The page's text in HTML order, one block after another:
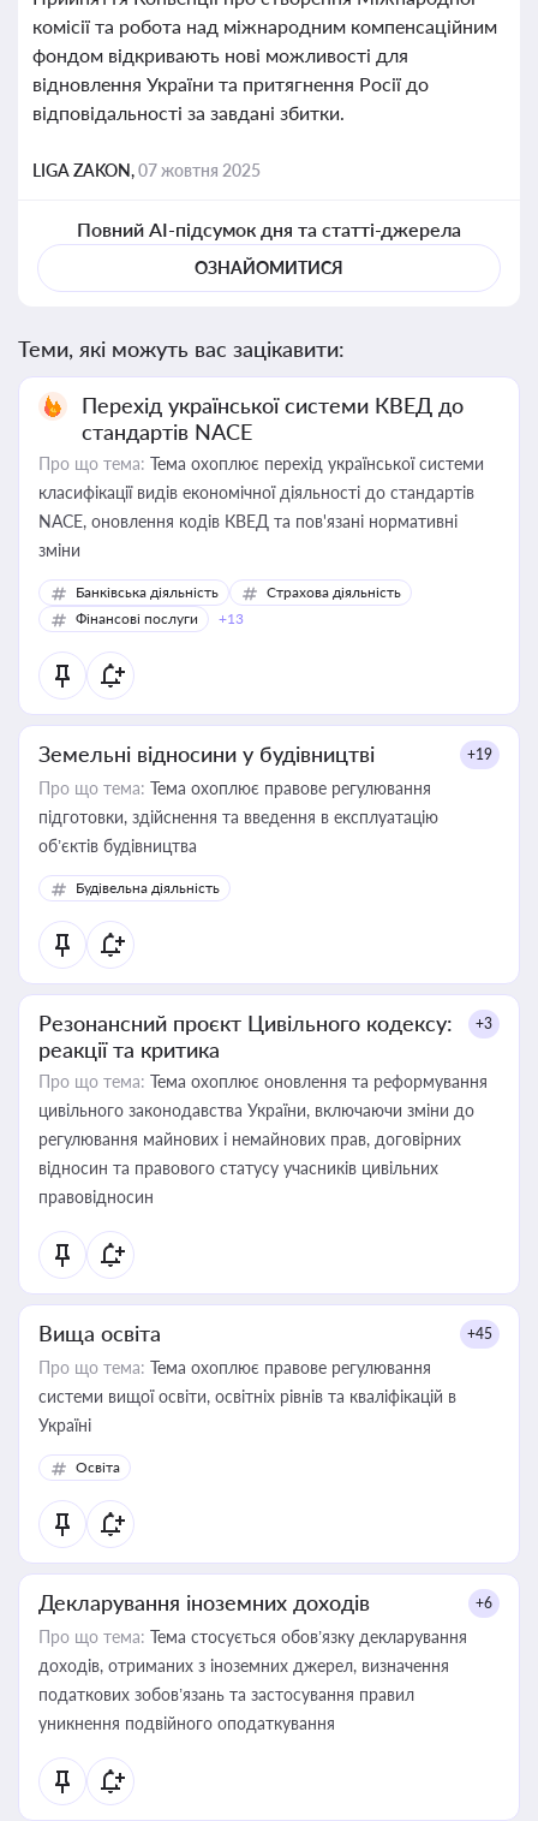
комісії та робота над міжнародним компенсаційним
фондом відкривають нові можливості для
відновлення України та притягнення Росії до
відповідальності за завдані збитки.
LIGA ZAKON,07 жовтня 2025
Повний AI-підсумок дня та статті-джерела
ОЗНАЙОМИТИСЯ
Теми, які можуть вас зацікавити:
Перехід української системи КВЕД до
стандартів NACE
Про що тема: Тема охоплює перехід української системи
класифікації видів економічної діяльності до стандартів
NACE, оновлення кодів КВЕД та пов'язані нормативні
зміни
Банківська діяльність
Страхова діяльність
Фінансові послуги
+13
Земельні відносини у будівництві +19
Про що тема: Тема охоплює правове регулювання
підготовки, здійснення та введення в експлуатацію
об’єктів будівництва
Будівельна діяльність
Резонансний проєкт Цивільного кодексу:
реакції та критика
+3
Про що тема: Тема охоплює оновлення та реформування
цивільного законодавства України, включаючи зміни до
регулювання майнових і немайнових прав, договірних
відносин та правового статусу учасників цивільних
правовідносин
Вища освіта +45
Про що тема: Тема охоплює правове регулювання
системи вищої освіти, освітніх рівнів та кваліфікацій в
Україні
Освіта
Декларування іноземних доходів +6
Про що тема: Тема стосується обов’язку декларування
доходів, отриманих з іноземних джерел, визначення
податкових зобов’язань та застосування правил
уникнення подвійного оподаткування